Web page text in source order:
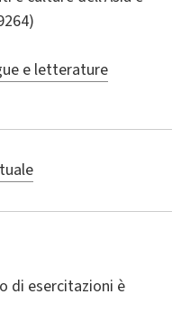
e letterature
di esercitazioni è